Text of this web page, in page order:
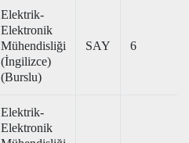
Elektrik-
Elektronik
Mühendisliği
(İngilizce)
(Burslu)
SAY 6
Elektrik-
Elektronik